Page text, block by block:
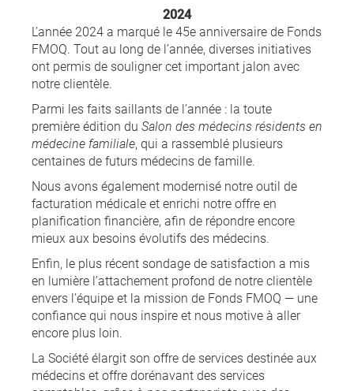
2024
L’année 2024 a marqué le 45e anniversaire de Fonds
FMOQ. Tout au long de l’année, diverses initiatives
ont permis de souligner cet important jalon avec
notre clientèle.
Parmi les faits saillants de l’année : la toute
première édition du Salon des médecins résidents en
médecine familiale, qui a rassemblé plusieurs
centaines de futurs médecins de famille.
Nous avons également modernisé notre outil de
facturation médicale et enrichi notre offre en
planification financière, afin de répondre encore
mieux aux besoins évolutifs des médecins.
Enfin, le plus récent sondage de satisfaction a mis
en lumière l’attachement profond de notre clientèle
envers l’équipe et la mission de Fonds FMOQ — une
confiance qui nous inspire et nous motive à aller
encore plus loin.
La Société élargit son offre de services destinée aux
médecins et offre dorénavant des services